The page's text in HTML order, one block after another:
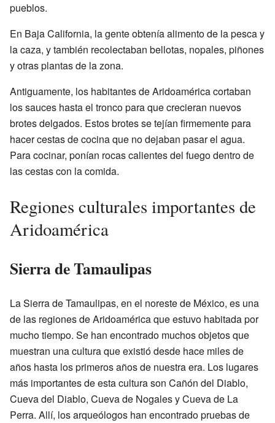
pueblos.
En Baja California, la gente obtenía alimento de la pesca y
la caza, y también recolectaban bellotas, nopales, piñones
y otras plantas de la zona.
Antiguamente, los habitantes de Aridoamérica cortaban
los sauces hasta el tronco para que crecieran nuevos
brotes delgados. Estos brotes se tejían firmemente para
hacer cestas de cocina que no dejaban pasar el agua.
Para cocinar, ponían rocas calientes del fuego dentro de
las cestas con la comida.
Regiones culturales importantes de
Aridoamérica
Sierra de Tamaulipas
La Sierra de Tamaulipas, en el noreste de México, es una
de las regiones de Aridoamérica que estuvo habitada por
mucho tiempo. Se han encontrado muchos objetos que
muestran una cultura que existió desde hace miles de
años hasta los primeros años de nuestra era. Los lugares
más importantes de esta cultura son Cañón del Diablo,
Cueva del Diablo, Cueva de Nogales y Cueva de La
Perra. Allí, los arqueólogos han encontrado pruebas de